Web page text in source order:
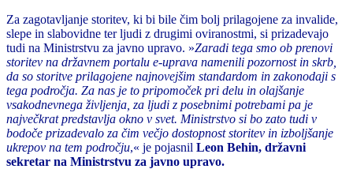
Za zagotavljanje storitev, ki bi bile čim bolj prilagojene za invalide,
slepe in slabovidne ter ljudi z drugimi oviranostmi, si prizadevajo
tudi na Ministrstvu za javno upravo. »Zaradi tega smo ob prenovi
storitev na državnem portalu e-uprava namenili pozornost in skrb,
da so storitve prilagojene najnovejšim standardom in zakonodaji s
tega področja. Za nas je to pripomoček pri delu in olajšanje
vsakodnevnega življenja, za ljudi z posebnimi potrebami pa je
največkrat predstavlja okno v svet. Ministrstvo si bo zato tudi v
bodoče prizadevalo za čim večjo dostopnost storitev in izboljšanje
ukrepov na tem področju,« je pojasnil Leon Behin, državni
sekretar na Ministrstvu za javno upravo.